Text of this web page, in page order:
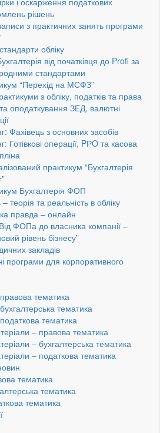
рішень
з практичних занять програми
обліку
від початківця до Profi за
стандартами
“Перехід на МСФЗ”
з обліку, податків та права
оподаткування ЗЕД, валютні
Фахівець з основних засобів
Готівкові операції, PРO та касова
практикум “Бухгалтерія
Бухгалтерія ФОП
– теорія та реальність в обліку
правда – онлайн
ФОПа до власника компанії –
рівень бізнесу”
закладів
програми для корпоративного
правова тематика
бухгалтерська тематика
податкова тематика
– правова тематика
– бухгалтерська тематика
– податкова тематика
тематика
тематика
тематика